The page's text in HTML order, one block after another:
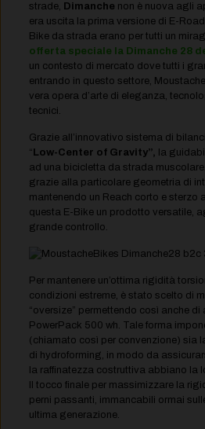
strade, Dimanche non è nuova agli
era uscita la prima versione di E-
Bike da strada erano per tutti un
offerta speciale la Dimanche 28
un contesto di mercato dove tutti i
entrando in questo settore,
vera opera d’arte di eleganza,
tecnici.
Grazie all’innovativo sistema di
“ Low-Center of Gravity”, la
ad una bicicletta da strada
grazie alla particolare geometria di
mantenendo un Reach corto e sterzo
questa E-Bike un prodotto versatile,
grande controllo.
Per mantenere un’ottima rigidità
condizioni estreme, è stato scelto di
“oversize” permettendo così anche
PowerPack 500 wh. Tale forma
(chiamato così per convenzione) sia
di hydroforming, in modo da
la raffinatezza costruttiva abbiano la
Il tocco finale per massimizzare la
perni passanti, immancabili ormai
ultima generazione.